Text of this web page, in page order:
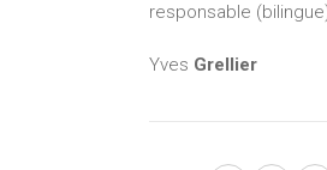
responsable
Yves Grellier